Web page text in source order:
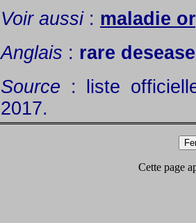
Voir aussi: maladie
Anglais : rare desease
Source : liste
2017.
Cette page